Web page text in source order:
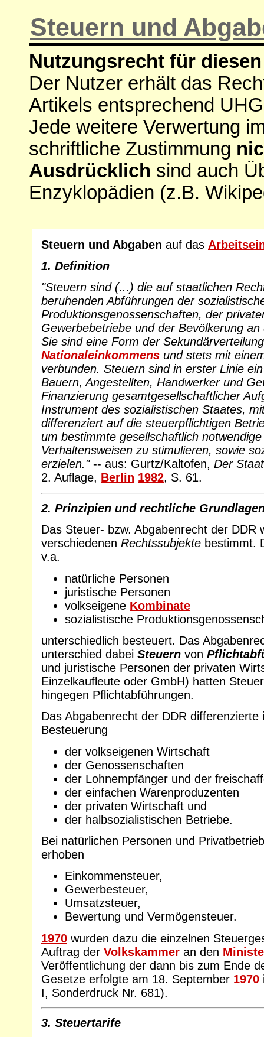
Steuern und
Nutzungsrecht für
Der Nutzer erhält das
Artikels entsprechend
Jede weitere Verwertung
schriftliche Zustimmung
Ausdrücklich sind auch
Enzyklopädien (z.B.
Steuern und Abgaben auf das
1. Definition
"Steuern sind (...) die auf staatlichen
beruhenden Abführungen der
Produktionsgenossenschaften, der
Gewerbebetriebe und der Bevölkerung
Sie sind eine Form der
Nationaleinkommens und stets mit
verbunden. Steuern sind in erster Linie
Bauern, Angestellten, Handwerker und
Finanzierung gesamtgesellschaftlicher
Instrument des sozialistischen Staates,
differenziert auf die steuerpflichtigen
um bestimmte gesellschaftlich
Verhaltensweisen zu stimulieren, sowie
erzielen."-- aus: Gurtz/Kaltofen, Der
2. Auflage, Berlin 1982, S. 61.
2. Prinzipien und rechtliche
Das Steuer- bzw. Abgabenrecht der DDR
verschiedenen Rechtssubjekte bestimmt.
v.a.
natürliche Personen
juristische Personen
volkseigene Kombinate
sozialistische
unterschiedlich besteuert. Das
unterschied dabei Steuern von
und juristische Personen der privaten
Einzelkaufleute oder GmbH) hatten
hingegen Pflichtabführungen.
Das Abgabenrecht der DDR differenzierte
Besteuerung
der volkseigenen Wirtschaft
der Genossenschaften
der Lohnempfänger und der
der einfachen Warenproduzenten
der privaten Wirtschaft und
der halbsozialistischen Betriebe.
Bei natürlichen Personen und
erhoben
Einkommensteuer,
Gewerbesteuer,
Umsatzsteuer,
Bewertung und Vermögensteuer.
1970 wurden dazu die einzelnen
Auftrag der Volkskammer an den
Veröffentlichung der dann bis zum Ende
Gesetze erfolgte am 18. September 1970
I, Sonderdruck Nr. 681).
3. Steuertarife